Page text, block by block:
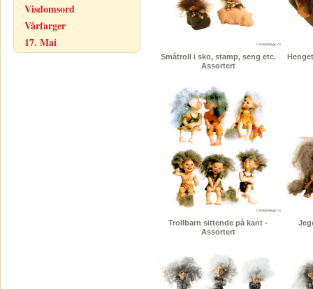
Visdomsord
Vårfarger
17. Mai
Småtroll i sko, stamp, seng etc.
Assortert
Trollbarn sittende på kant -
Assortert